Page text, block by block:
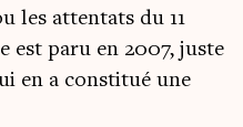
les atten­tats du 11
est paru en 2007, juste
en a consti­tué une